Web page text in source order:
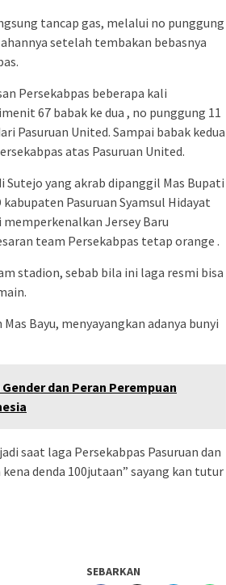
tancap gas, melalui no punggung
setelah tembakan bebasnya
Persekabpas beberapa kali
67 babak ke dua , no punggung 11
Pasuruan United. Sampai babak kedua
atas Pasuruan United.
Sutejo yang akrab dipanggil Mas Bupati
Pasuruan Syamsul Hidayat
Jersey Baru
team Persekabpas tetap orange .
stadion, sebab bila ini laga resmi bisa
Bayu, menyayangkan adanya bunyi
dan Peran Perempuan
saat laga Persekabpas Pasuruan dan
denda 100jutaan” sayang kan tutur
SEBARKAN